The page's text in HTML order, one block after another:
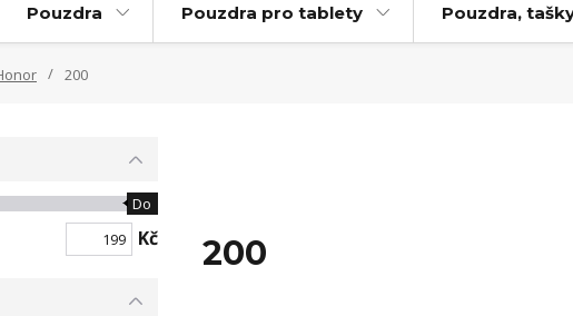
Pouzdra Pouzdra pro tablety Pouzdra,
200
200
Do
Kč